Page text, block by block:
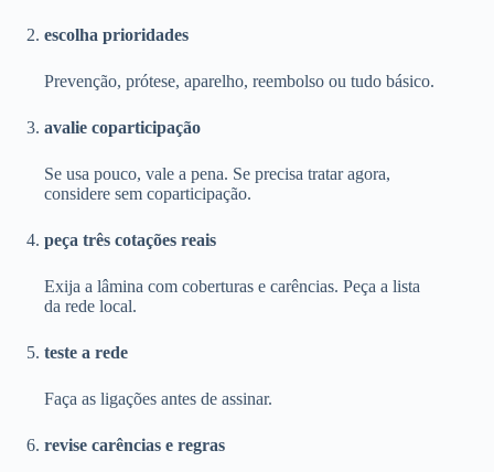
escolha prioridades
Prevenção, prótese, aparelho, reembolso ou tudo básico.
avalie coparticipação
Se usa pouco, vale a pena. Se precisa tratar agora,
considere sem coparticipação.
peça três cotações reais
Exija a lâmina com coberturas e carências. Peça a lista
da rede local.
teste a rede
Faça as ligações antes de assinar.
revise carências e regras